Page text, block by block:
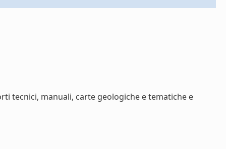
tecnici, manuali, carte geologiche e tematiche e